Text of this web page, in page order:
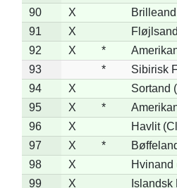
90
X
91
X
92
X *
93
*
Sibirisk
94
X
Sortand
95
X *
96
X
Havlit
97
X *
98
X
Hvinand
99
X